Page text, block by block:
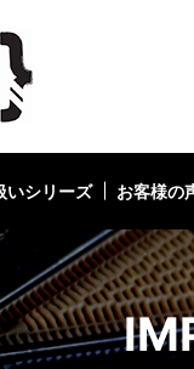
いシリーズ お客様の